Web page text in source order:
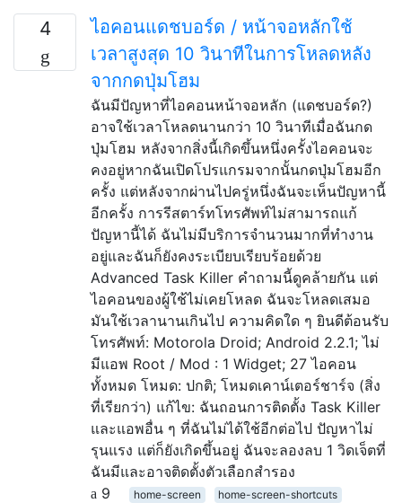
4
ไอคอนแดชบอร์ด / หน้าจอหลักใช้
เวลาสูงสุด 10 วินาทีในการโหลดหลัง
จากกดปุ่มโฮม
ฉันมีปัญหาที่ไอคอนหน้าจอหลัก (แดชบอร์ด?)
อาจใช้เวลาโหลดนานกว่า 10 วินาทีเมื่อฉันกด
ปุ่มโฮม หลังจากสิ่งนี้เกิดขึ้นหนึ่งครั้งไอคอนจะ
คงอยู่หากฉันเปิดโปรแกรมจากนั้นกดปุ่มโฮมอีก
ครั้ง แต่หลังจากผ่านไปครู่หนึ่งฉันจะเห็นปัญหานี้
อีกครั้ง การรีสตาร์ทโทรศัพท์ไม่สามารถแก้
ปัญหานี้ได้ ฉันไม่มีบริการจำนวนมากที่ทำงาน
อยู่และฉันก็ยังคงระเบียบเรียบร้อยด้วย
Advanced Task Killer คำถามนี้ดูคล้ายกัน แต่
ไอคอนของผู้ใช้ไม่เคยโหลด ฉันจะโหลดเสมอ
มันใช้เวลานานเกินไป ความคิดใด ๆ ยินดีต้อนรับ
โทรศัพท์: Motorola Droid; Android 2.2.1; ไม่
มีแอพ Root / Mod : 1 Widget; 27 ไอคอน
ทั้งหมด โหมด: ปกติ; โหมดเคาน์เตอร์ชาร์จ (สิ่ง
ที่เรียกว่า) แก้ไข: ฉันถอนการติดตั้ง Task Killer
และแอพอื่น ๆ ที่ฉันไม่ได้ใช้อีกต่อไป ปัญหาไม่
รุนแรง แต่ก็ยังเกิดขึ้นอยู่ ฉันจะลองลบ 1 วิดเจ็ตที่
ฉันมีและอาจติดตั้งตัวเลือกสำรอง
9
home-screen home-screen-shortcuts